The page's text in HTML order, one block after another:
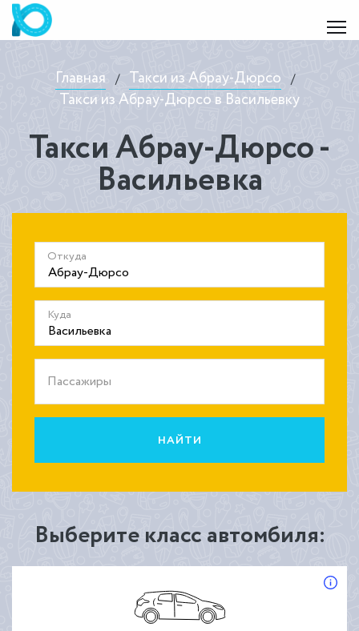
Главная / Такси из Абрау-Дюрсо /
Такси из Абрау-Дюрсо в Васильевку
Такси Абрау-Дюрсо -
Васильевка
Откуда
Куда
Пассажиры
НАЙТИ
Выберите класс автомбиля: